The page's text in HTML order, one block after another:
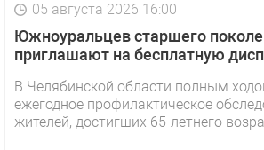
05 августа 2026 16:00
Южноуральцев старшего
приглашают на бесплатную
В Челябинской области полным
ежегодное профилактическое
жителей, достигших 65-летнего